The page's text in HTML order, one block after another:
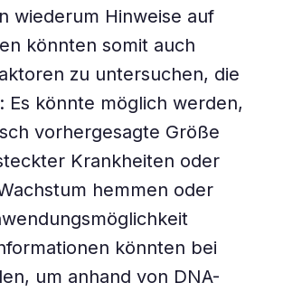
wiederum Hinweise auf
könnten somit auch
zu untersuchen, die
könnte möglich werden,
vorhergesagte Größe
Krankheiten oder
hemmen oder
könnten bei
um anhand von DNA-